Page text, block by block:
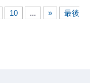
10 ... »
最後